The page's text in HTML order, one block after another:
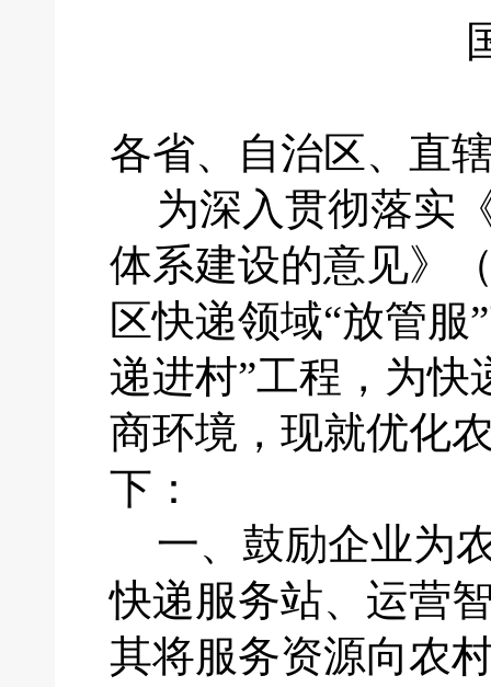
各省、自治区、直
为深入贯彻落实
体系建设的意见》
区快递领域“放管
递进村”工程，为
商环境，现就优化
下：
一、 鼓励企业为
快递服务站、运营
其将服务资源向农